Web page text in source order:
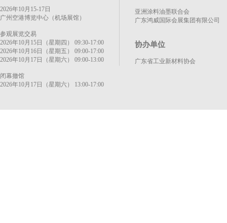
2026年10月15-17日
广州空港博览中心（机场展馆）
参观展览交易
2026年10月15日（星期四） 09:30-17:00
2026年10月16日（星期五） 09:00-17:00
2026年10月17日（星期六） 09:00-13:00
闭幕撤馆
2026年10月17日（星期六） 13:00-17:00
亚洲涂料油墨联合会
广东鸿威国际会展集团有限公司
协办单位
广东省工业新材料协会